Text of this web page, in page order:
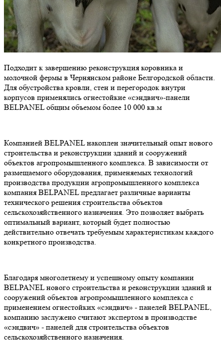
Подходит к завершению реконструкция коровника и
молочной фермы в Чернянском районе Белгородской области.
Для обустройства кровли, стен и перегородок внутри
корпусов применялись огнестойкие «сэндвич»-панели
BELPANEL общим объемом более 10 000 кв.м
Компанией BELPANEL накоплен значительный опыт нового
строительства и реконструкции зданий и сооружений
объектов агропромышленного комплекса. В зависимости от
размещаемого оборудования, применяемых технологий
производства продукции агропромышленного комплекса
компания BELPANEL предлагает различные варианты
технического решения строительства объектов
сельскохозяйственного назначения. Это позволяет выбрать
оптимальный вариант, который будет полностью
действительно отвечать требуемым характеристикам каждого
конкретного производства.
Благодаря многолетнему и успешному опыту компании
BELPANEL нового строительства и реконструкции зданий и
сооружений объектов агропромышленного комплекса с
применением огнестойких «сэндвич» - панелей BELPANEL,
компанию заслужено считают экспертом в производстве
«сэндвич» - панелей для строительства объектов
сельскохозяйственного назначения.